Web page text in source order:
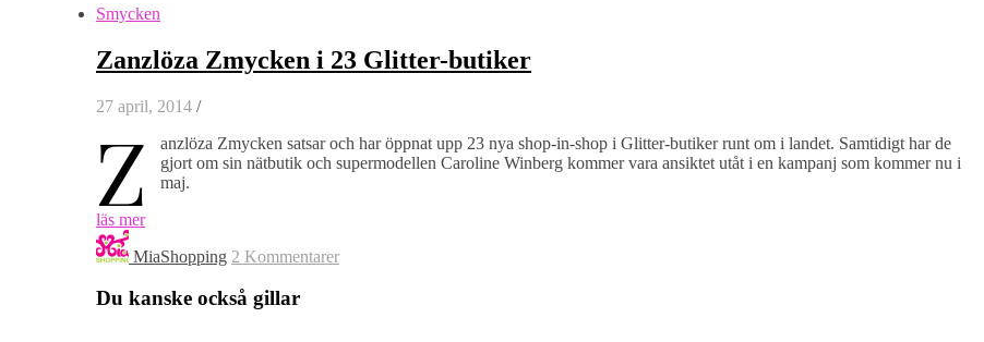
Smycken
Zanzlöza Zmycken i 23 Glitter-butiker
27 april, 2014 /
Z
anzlöza Zmycken satsar och har öppnat upp 23 nya shop-in-shop i Glitter-butiker runt om i landet. Samtidigt har de
gjort om sin nätbutik och supermodellen Caroline Winberg kommer vara ansiktet utåt i en kampanj som kommer nu i
maj.
läs mer
MiaShopping 2 Kommentarer
Du kanske också gillar